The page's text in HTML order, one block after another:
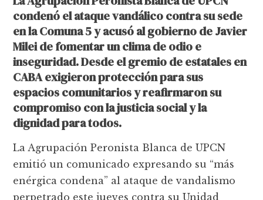
condenó el ataque vandálico contra su sede
en la Comuna 5 y acusó al gobierno de Javier
Milei de fomentar un clima de odio e
inseguridad. Desde el gremio de estatales en
CABA exigieron protección para sus
espacios comunitarios y reafirmaron su
compromiso con la justicia social y la
dignidad para todos.
La Agrupación Peronista Blanca de UPCN
emitió un comunicado expresando su “más
enérgica condena” al ataque de vandalismo
perpetrado este jueves contra su Unidad